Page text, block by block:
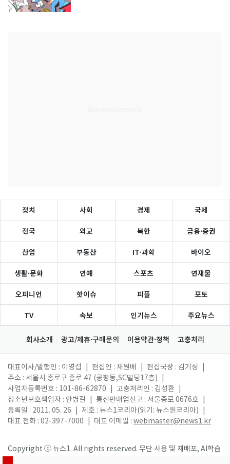
정치 사회 경제 국제
전국 외교 북한 금융·증권
산업 부동산 IT·과학 바이오
생활·문화 연예 스포츠 연재물
오피니언 핫이슈 피플 포토
TV 속보 인기뉴스 주요뉴스
회사소개 광고/제휴·구매문의 이용약관·정책 고충처리
대표이사/발행인 : 이영섭 편집인 : 채원배 편집국장 : 김기성
주소 : 서울시 종로구 종로 47 (공평동,SC빌딩17층)
사업자등록번호 : 101-86-62870
고충처리인 : 김성환
청소년보호책임자 : 안병길
통신판매업신고 : 서울종로 0676호
등록일 : 2011. 05. 26
제호 : 뉴스1코리아(읽기: 뉴스원코리아)
대표 전화 : 02-397-7000
대표 이메일 : webmaster@news1.kr
Copyright ⓒ 뉴스1. All rights reserved. 무단 사용 및 재배포, AI학습